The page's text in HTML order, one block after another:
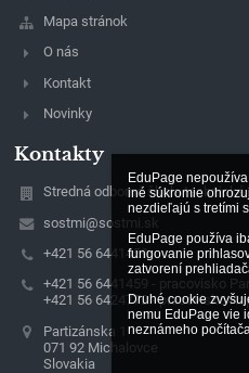
EduPage
iné súkromie
nezdieľajú s tretími
EduPage používa
fungovanie
zatvorení
Druhé cookie
nemu EduPage vie
neznámeho
Mapa stránok
O nás
Kontakt
Novinky
Kontakty
Stredná odborná škola
sostmi@sostmi.sk
+421 56 6441459
+421 56 6441459 - pracovisko
+421 56 6424772 - pracovisko
Partizánska 1
071 92 Michalovce
Slovakia